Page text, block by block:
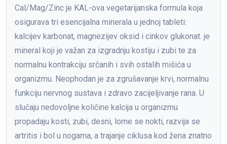
Cal/Mag/Zinc je KAL-ova vegetarijanska formula koja
osigurava tri esencijalna minerala u jednoj tableti:
kalcijev karbonat, magnezijev oksid i cinkov glukonat. je
mineral koji je važan za izgradnju kostiju i zubi te za
normalnu kontrakciju srčanih i svih ostalih mišića u
organizmu. Neophodan je za zgrušavanje krvi, normalnu
funkciju nervnog sustava i zdravo zacijeljivanje rana. U
slučaju nedovoljne količine kalcija u organizmu
propadaju kosti, zubi, desni, lome se nokti, razvija se
artritis i bol u nogama, a trajanje ciklusa kod žena znatno